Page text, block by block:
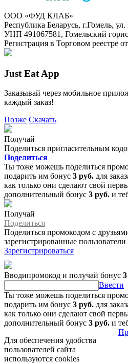
ООО «ФУД КЛАБ»
Республика Беларусь, г.Гомель, ул.
УНП 491067581, Гомельский
Регистрация в Торговом реестре
Just Eat App
Заказывай через мобильное
каждый заказ!
Позже Скачать
Получай
Поделиться пригласительным
Поделиться
Ты тоже можешь поделиться
подарить им бонус 3 руб. для
как только они сделают свой
дополнительный бонус 3 руб. и
Получай
Поделиться
Поделиться промокодом с
зарегистрированные пользователи
Зарегистрироваться
Вводипромокод и получай бонус
Ввести
Ты тоже можешь поделиться
подарить им бонус 3 руб. для
как только они сделают свой
дополнительный бонус 3 руб. и
Для обеспечения удобства
пользователей сайта
используются cookies